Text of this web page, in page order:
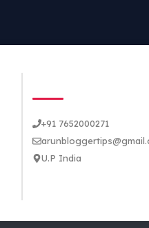
+91 7652000271
U.P India